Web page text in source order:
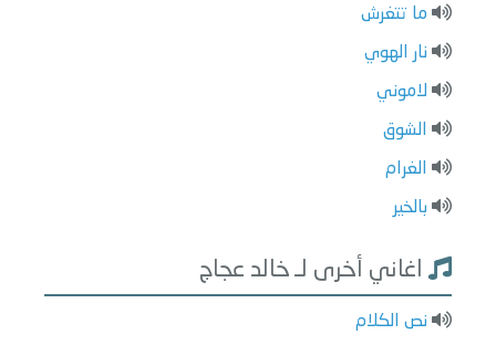
ما تتغرش
نار الهوي
لاموني
الشوق
الغرام
بالخير
اغاني أخرى لـ خالد عجاج
نص الكلام